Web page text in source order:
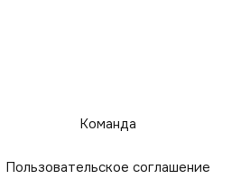
Команда
Пользовательское соглашение